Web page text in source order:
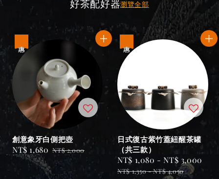
好茶配好器瀏覽全部
創意象牙白側把壺
Sale
price
NT$ 1,680 Regular
price
NT$ 2,000
日式復古紫竹蓋紐醒茶罐
（共三款）
Sale
price
NT$ 1,080 -NT$ 3,000
NT$ 1,350-NT$ 4,050